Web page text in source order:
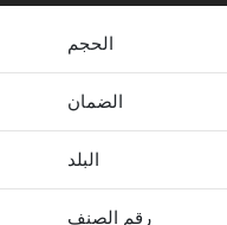
الحجم
الضمان
البلد
رقم الصنف